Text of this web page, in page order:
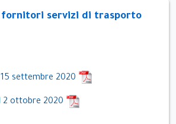
fornitori servizi di trasporto
settembre 2020
2 ottobre 2020